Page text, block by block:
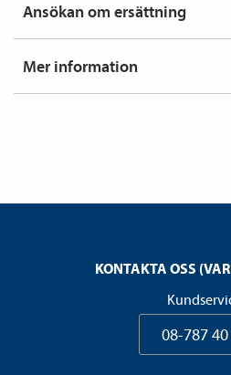
Ansökan om ersättning
Mer information
KONTAKTA OSS
08-787